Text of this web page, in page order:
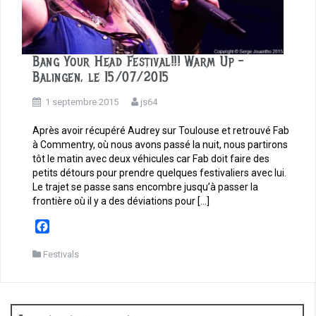
Bang Your Head Festival!!! Warm Up –
Balingen, le 15/07/2015
1 septembre 2015 js64
Après avoir récupéré Audrey sur Toulouse et retrouvé Fab
à Commentry, où nous avons passé la nuit, nous partirons
tôt le matin avec deux véhicules car Fab doit faire des
petits détours pour prendre quelques festivaliers avec lui.
Le trajet se passe sans encombre jusqu’à passer la
frontière où il y a des déviations pour […]
c
Festivals